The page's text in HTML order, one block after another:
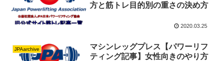
方と筋トレ目的別の重さの決め方
2020.03.25
JPAarchive
マシンレッグプレス【パワーリフ
ティング記事】女性向きのやり方